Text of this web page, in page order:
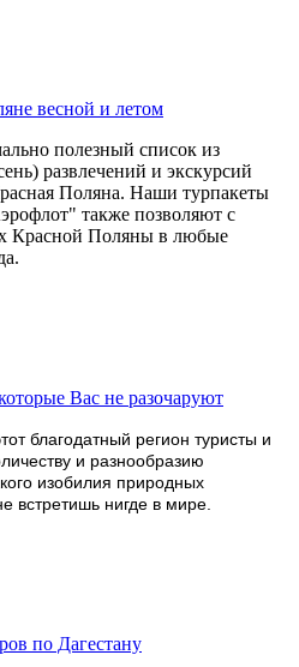
весной и летом
полезный список из
развлечений и экскурсий
Поляна. Наши турпакеты
также позволяют с
Красной Поляны в любые
Вас не разочаруют
благодатный регион туристы и
и разнообразию
изобилия природных
встретишь нигде в мире.
по Дагестану